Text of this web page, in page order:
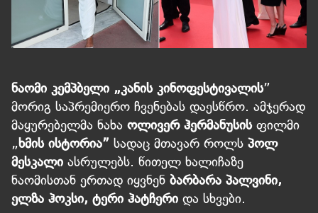
ნაომი კემპბელი „კანის კინოფესტივალის”
მორიგ საპრემიერო ჩვენებას დაესწრო. ამჯერად
მაყურებელმა ნახა ოლივერ ჰერმანუსისფილმი
„ხმის ისტორია” სადაც მთავარ როლს პოლ
მესკალი ასრულებს. წითელ ხალიჩაზე
ნაომისთან ერთად იყვნენ ბარბარა პალვინი,
ელზა ჰოკსი, ტერი ჰატჩერი და სხვები.